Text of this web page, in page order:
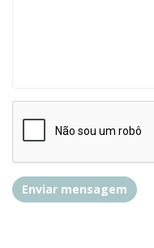
Enviar mensagem